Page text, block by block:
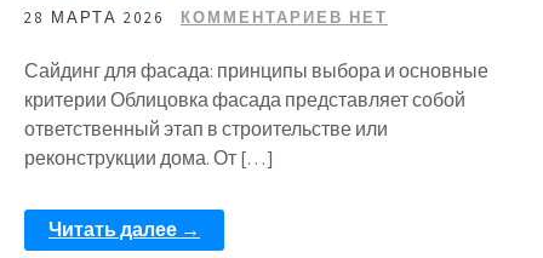
28 МАРТА 2026 КОММЕНТАРИЕВ НЕТ
Сайдинг для фасада: принципы выбора и основные
критерии Облицовка фасада представляет собой
ответственный этап в строительстве или
реконструкции дома. От […]
Читать далее →